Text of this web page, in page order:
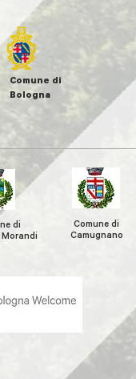
Comune di
Bologna
di
Morandi
Comune di
Camugnano